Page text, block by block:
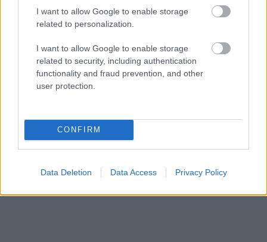
I want to allow Google to enable storage
related to personalization.
I want to allow Google to enable storage
related to security, including authentication
functionality and fraud prevention, and other
user protection.
CONFIRM
Data Deletion Data Access Privacy Policy
Augusztus 26. -Izsó
Augusztus 27. -Gáspár
Augusztus 29. -Beatrix,Erna
Augusztus 30. -Rózsa, Róza
Augusztus 31. -Bella